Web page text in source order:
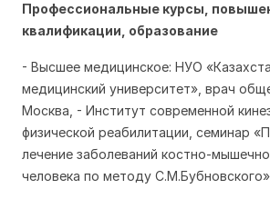
Профессиональные курсы,
квалификации, образование
- Высшее медицинское: НУО
медицинский университет», врач
Москва, - Институт современной
физической реабилитации, семинар
лечение заболеваний костно-
человека по методу С.М.Бубновского»